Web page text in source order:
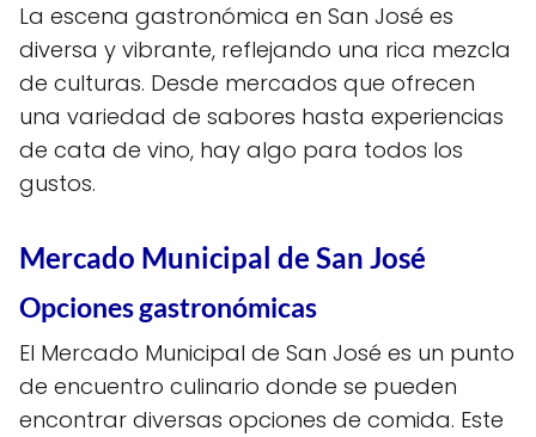
La escena gastronómica en San José es
diversa y vibrante, reflejando una rica mezcla
de culturas. Desde mercados que ofrecen
una variedad de sabores hasta experiencias
de cata de vino, hay algo para todos los
gustos.
Mercado Municipal de San José
Opciones gastronómicas
El Mercado Municipal de San José es un punto
de encuentro culinario donde se pueden
encontrar diversas opciones de comida. Este